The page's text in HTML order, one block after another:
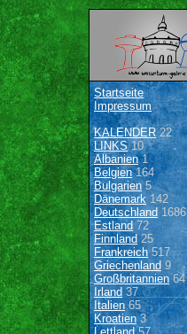
Startseite
Impressum
KALENDER22
LINKS10
Albanien1
Belgien164
Bulgarien 5
Dänemark142
Deutschland 1686
Estland 72
Finnland 25
Frankreich517
Griechenland9
Großbritannien64
Irland 37
Italien65
Kroatien3